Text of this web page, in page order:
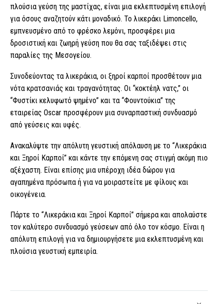
πλούσια γεύση της μαστίχας, είναι μια εκλεπτυσμένη επιλογή
για όσους αναζητούν κάτι μοναδικό. Το λικεράκι Limoncello,
εμπνευσμένο από το φρέσκο λεμόνι, προσφέρει μια
δροσιστική και ζωηρή γεύση που θα σας ταξιδέψει στις
παραλίες της Μεσογείου.
Συνοδεύοντας τα λικεράκια, οι ξηροί καρποί προσθέτουν μια
νότα κρατσανιάς και τραγανότητας. Οι “κοκτέηλ νατς,” οι
“Φυστίκι κελυφωτό ψημένο” και τα “Φουντούκια” της
εταιρείας Oscar προσφέρουν μια συναρπαστική συνδυασμό
από γεύσεις και υφές.
Ανακαλύψτε την απόλυτη γευστική απόλαυση με το “Λικεράκια
και Ξηροί Καρποί” και κάντε την επόμενη σας στιγμή ακόμη πιο
αξέχαστη. Είναι επίσης μια υπέροχη ιδέα δώρου για
αγαπημένα πρόσωπα ή για να μοιραστείτε με φίλους και
οικογένεια.
Πάρτε το “Λικεράκια και Ξηροί Καρποί” σήμερα και απολαύστε
τον καλύτερο συνδυασμό γεύσεων από όλο τον κόσμο. Είναι η
απόλυτη επιλογή για να δημιουργήσετε μια εκλεπτυσμένη και
πλούσια γευστική εμπειρία.